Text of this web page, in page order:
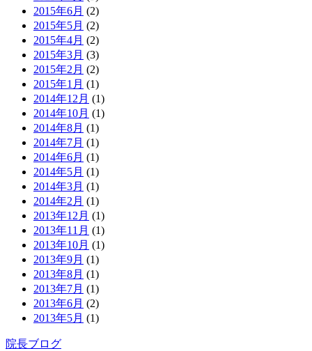
2015年6月 (2)
2015年5月 (2)
2015年4月 (2)
2015年3月 (3)
2015年2月 (2)
2015年1月 (1)
2014年12月 (1)
2014年10月 (1)
2014年8月 (1)
2014年7月 (1)
2014年6月 (1)
2014年5月 (1)
2014年3月 (1)
2014年2月 (1)
2013年12月 (1)
2013年11月 (1)
2013年10月 (1)
2013年9月 (1)
2013年8月 (1)
2013年7月 (1)
2013年6月 (2)
2013年5月 (1)
院長ブログ